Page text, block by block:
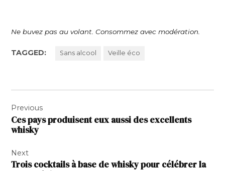
Ne buvez pas au volant. Consommez avec modération.
TAGGED: Sans alcool Veille éco
de
l’article
Previous
Ces pays produisent eux aussi des excellents
whisky
Next
Trois cocktails à base de whisky pour célébrer la